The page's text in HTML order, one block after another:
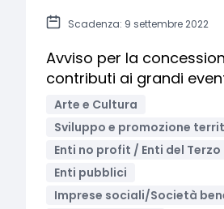
Scadenza: 9 settembre 2022
Avviso per la
contributi ai grandi
Arte e Cultura
Sviluppo e promozione
Enti no profit / Enti del
Enti pubblici
Imprese sociali/Società